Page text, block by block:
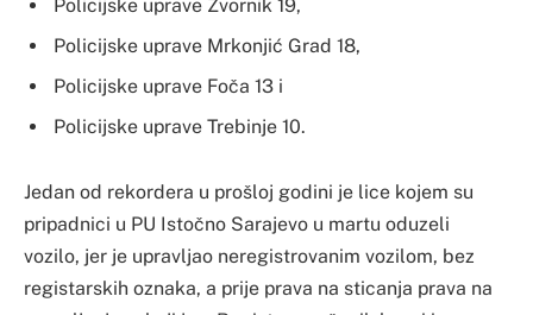
Policijske uprave Zvornik 19,
Policijske uprave Mrkonjić Grad 18,
Policijske uprave Foča 13 i
Policijske uprave Trebinje 10.
Jedan od rekordera u prošloj godini je lice kojem su
pripadnici u PU Istočno Sarajevo u martu oduzeli
vozilo, jer je upravljao neregistrovanim vozilom, bez
registarskih oznaka, a prije prava na sticanja prava na